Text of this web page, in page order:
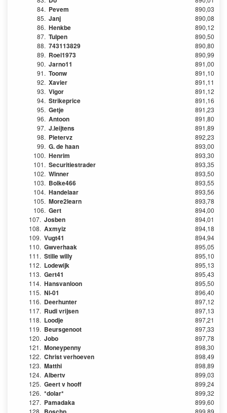
84. Pevem
890,03
85. Janj
890,08
86. Henkbe
890,12
87. Tulpen
890,50
88. 743113829
890,80
89. Roel1973
890,99
90. Jarno11
891,00
91. Toonw
891,10
92. Xavier
891,11
93. Vigor
891,12
94. Strikeprice
891,16
95. Getje
891,23
96. Antoon
891,80
97. J.leijtens
891,89
98. Pietervz
892,23
99. G. de haan
893,00
100. Henrim
893,30
101. Securitiestrader
893,35
102. Winner
893,50
103. Bolke466
893,55
104. Handelaar
893,56
105. More2learn
893,78
106. Gert
894,00
107. Josben
894,01
108. Axmyiz
894,18
109. Vugt41
894,94
110. Gwverhaak
895,05
111. Stille willy
895,10
112. Lodewijk
895,13
113. Gert41
895,43
114. Hansvanloon
895,50
115. Nl-01
896,40
116. Deerhunter
897,12
117. Rudi vrijsen
897,13
118. Loodje
897,21
119. Beursgenoot
897,33
120. Jobo
897,78
121. Moneypenny
898,30
122. Christ verhoeven
898,49
123. Matthi
898,89
124. Albertv
899,03
125. Geert v hooff
899,24
126. *dolar*
899,32
127. Pamadaka
899,60
128.
899,89